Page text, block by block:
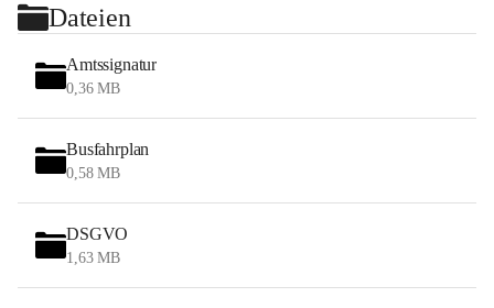
Wien erreicht man in ca. 45 Minuten.
Stössing zählt noch zum Naherholungsraum Wien sowie
zum Naherholungsraum St. Pölten. Viele Bauernhöfe hatten
„ihre Wiener“. Seit 1960 bauten viele Wiener
Wochenendhäuser im Gemeindegebiet. Wegen des
waldreichen Jagdgebietes haben viele Jagdpächter ihre
Das Wandern ist aus touristischer Sicht die bedeutendste
Tätigkeit. Das hügelige Gebiet mit Wanderwegen durch
Wiesen, Wälder und Obstkulturen lädt dazu ein. Gefördert
Dateien
Amtssignatur
0,36 MB
Busfahrplan
0,58 MB
DSGVO
1,63 MB